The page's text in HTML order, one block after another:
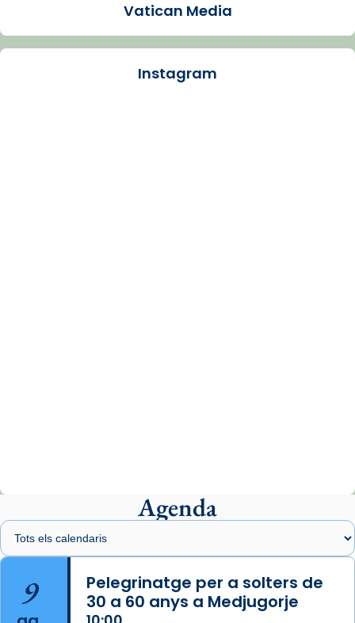
Arquebisbat de Barcelona
presidit aquest 27 de juliol la missa de Les
Santes de Mataró.
🔗
📸 J. Merino
Photo
Vatican Media
Instagram
Agenda
9
Pelegrinatge per a solters de
30 a 60 anys a Medjugorje